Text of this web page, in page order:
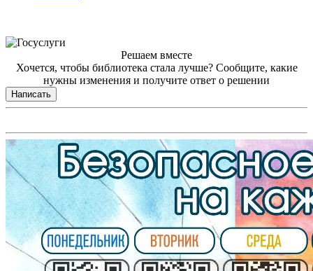
Решаем вместе
Хочется, чтобы библиотека стала лучше? Сообщите, какие
нужны изменения и получите ответ о решении
Написать